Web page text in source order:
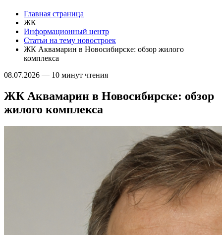
Главная страница
ЖК
Информационный центр
Статьи на тему новостроек
ЖК Аквамарин в Новосибирске: обзор жилого
комплекса
08.07.2026 — 10 минут чтения
ЖК Аквамарин в Новосибирске: обзор
жилого комплекса